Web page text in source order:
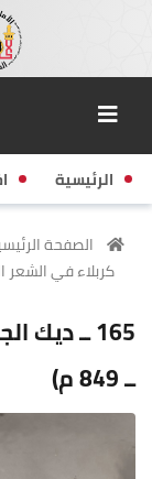
الرئيسية
الصفحة
كربلاء في الشعر
ــ 849 م)